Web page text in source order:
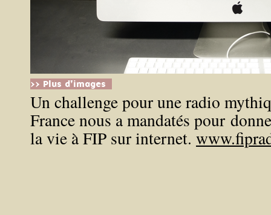
>> Plus d'images
Un challenge pour une radio
France nous a mandatés pour
la vie à FIP sur internet.